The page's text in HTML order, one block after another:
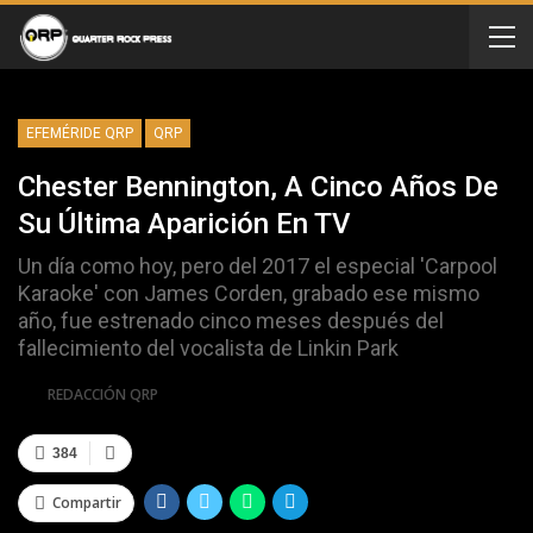
EFEMÉRIDE QRP QRP
Chester Bennington, A Cinco Años De
Su Última Aparición En TV
Un día como hoy, pero del 2017 el especial 'Carpool
Karaoke' con James Corden, grabado ese mismo
año, fue estrenado cinco meses después del
fallecimiento del vocalista de Linkin Park
REDACCIÓN QRP
384
Compartir